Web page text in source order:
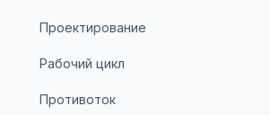
Проектирование
Рабочий цикл
Противоток